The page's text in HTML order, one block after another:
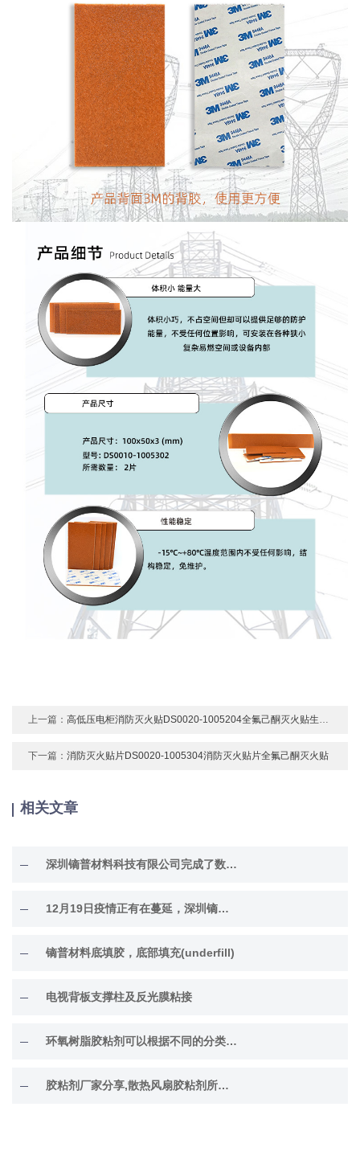
上一篇：高低压电柜消防灭火贴DS0020-1005204全氟己酮灭火贴生产厂含税运
下一篇：消防灭火贴片DS0020-1005304消防灭火贴片全氟己酮灭火贴
相关文章
深圳镝普材料科技有限公司完成了数千万元的A轮融资
12月19日疫情正有在蔓延，深圳镝普材料科技有限公司董事长组织开展职工免费发放消毒液行动。
镝普材料底填胶，底部填充(underfill)
电视背板支撑柱及反光膜粘接
环氧树脂胶粘剂可以根据不同的分类方法进行归类，以下是一些常见的分类方法：
胶粘剂厂家分享,散热风扇胶粘剂所用的胶水解决方案